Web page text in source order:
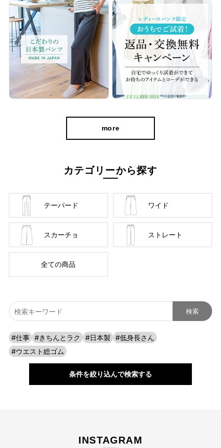
自分に似合うものを知っている人、年齢を重ねるごとに輝く
人に向けて、オンラインショップ「CAFE TABi」は日常・非
日常と分けず、近所のカフェで過ごす日常も、ふらっと楽し
む旅行先でも、快適に過ごすための商品づくりを目指してい
ます。
本物のスタンダードを
経験を積み重ねた人にしか分からない“本物のスタンダー
しい毎日をおくる全ての女性にもっと軽やかに、もっと自分
美しく、はきやすく、長く使える
more
カテゴリーから探す
テーパード ワイド
スカーチョ ストレート
全ての商品
#仕事 #きちんとラク #日本製
#低身長さん
#ウエスト総ゴム
条件を絞り込んで検索する
INSTAGRAM